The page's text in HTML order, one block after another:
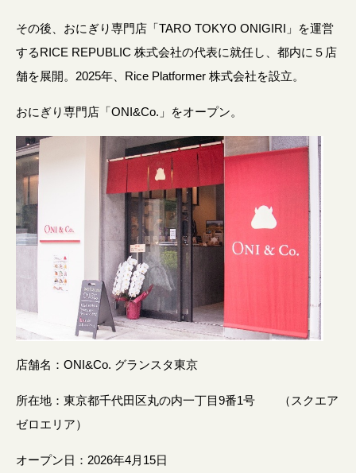
その後、おにぎり専門店「TARO TOKYO ONIGIRI」を運営
するRICE REPUBLIC 株式会社の代表に就任し、都内に５店
舗を展開。2025年、Rice Platformer 株式会社を設立。
おにぎり専門店「ONI&Co.」をオープン。
店舗名：ONI&Co. グランスタ東京
所在地：東京都千代田区丸の内一丁目9番1号 （スクエア
ゼロエリア）
オープン日：2026年4月15日